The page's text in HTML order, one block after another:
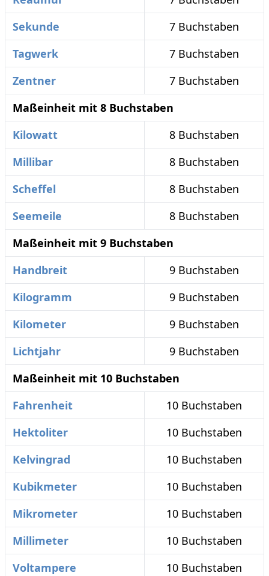
Sekunde
7 Buchstaben
Tagwerk
7 Buchstaben
Zentner
7 Buchstaben
Maßeinheit mit 8 Buchstaben
Kilowatt
8 Buchstaben
Millibar
8 Buchstaben
Scheffel
8 Buchstaben
Seemeile
8 Buchstaben
Maßeinheit mit 9 Buchstaben
Handbreit
9 Buchstaben
Kilogramm
9 Buchstaben
Kilometer
9 Buchstaben
Lichtjahr
9 Buchstaben
Maßeinheit mit 10 Buchstaben
Fahrenheit
10 Buchstaben
Hektoliter
10 Buchstaben
Kelvingrad
10 Buchstaben
Kubikmeter
10 Buchstaben
Mikrometer
10 Buchstaben
Millimeter
10 Buchstaben
Voltampere
10 Buchstaben